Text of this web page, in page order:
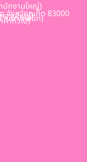
นักงานใหญ่)
จังหวัดภูเก็ต 83000
งานใหญ่)
านยา/คลินิก)
ค้าทั่วไป)